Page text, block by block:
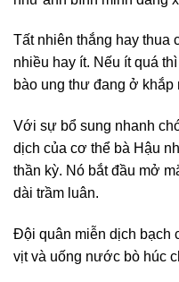
Tất nhiên thắng hay thua
nhiều hay ít. Nếu ít quá
bào ung thư đang ở khắp
Với sự bổ sung nhanh
dịch của cơ thể bà Hậu
thần kỳ. Nó bắt đầu mở
dài trầm luân.
Đội quân miễn dịch bạch
vịt và uống nước bò húc